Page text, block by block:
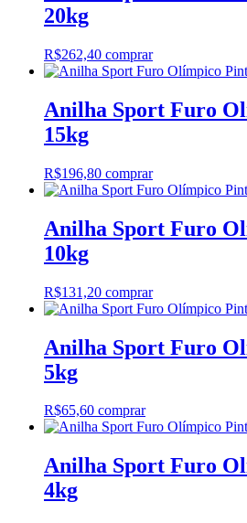
20kg
R$262,40 comprar
Anilha Sport Furo
15kg
R$196,80 comprar
Anilha Sport Furo
10kg
R$131,20 comprar
Anilha Sport Furo
5kg
R$65,60 comprar
Anilha Sport Furo
4kg